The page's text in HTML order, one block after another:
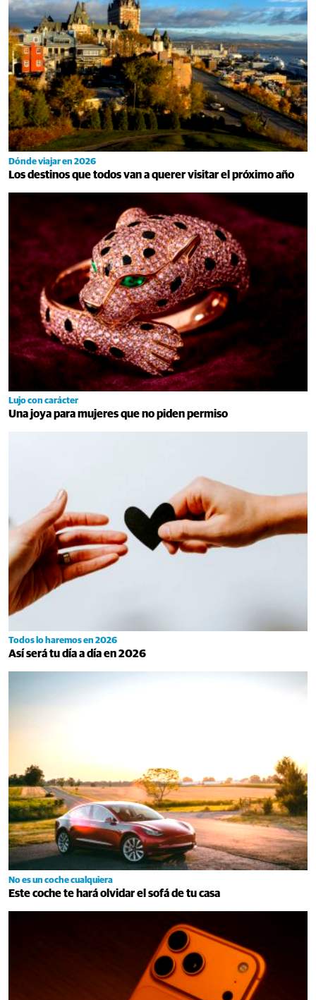
Dónde viajar en 2026
Los destinos que todos van a querer visitar el próximo año
Lujo con carácter
Una joya para mujeres que no piden permiso
Todos lo haremos en 2026
Así será tu día a día en 2026
No es un coche cualquiera
Este coche te hará olvidar el sofá de tu casa